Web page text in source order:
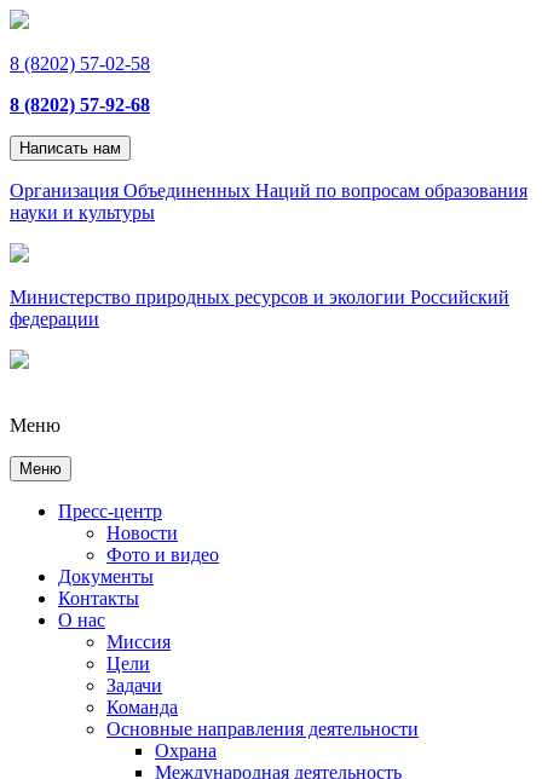
8 (8202) 57-02-58
8 (8202) 57-92-68
Написать нам
Организация Объединенных Наций по вопросам образования
науки и культуры
Министерство природных ресурсов и экологии Российский
федерации
Меню
Меню
Пресс-центр
Новости
Фото и видео
Документы
Контакты
О нас
Миссия
Цели
Задачи
Команда
Основные направления деятельности
Охрана
Международная деятельность